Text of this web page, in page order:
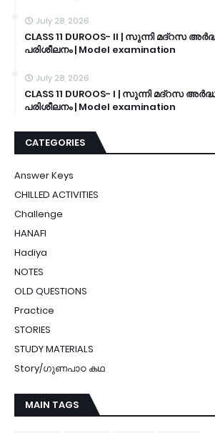
July 28, 2026
CLASS 11 DUROOS- II | സുന്നി മദ്റസ
പരിശീലനം | Model examination
July 28, 2026
CLASS 11 DUROOS- I | സുന്നി മദ്റസ
പരിശീലനം | Model examination
CATEGORIES
Answer Keys
CHILLED ACTIVITIES
Challenge
HANAFI
Hadiya
NOTES
OLD QUESTIONS
Practice
STORIES
STUDY MATERIALS
Story/ഗുണപാഠ കഥ
MAIN TAGS